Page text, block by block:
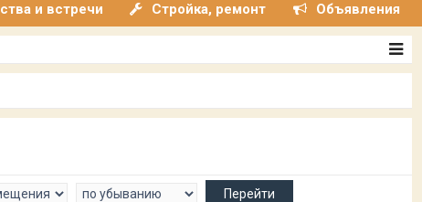
и встречи Стройка, ремонт Объявления